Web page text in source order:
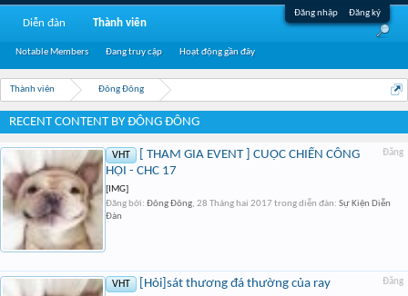
Đăng nhập Đăng ký
Thành viên Đông Đông
RECENT CONTENT BY ĐÔNG ĐÔNG
Đăng
VHT
[ THAM GIA EVENT ] CUỘC CHIẾN CÔNG
HỘI - CHC 17
[IMG]
Đăng bởi: Đông Đông, 28 Tháng hai 2017 trong diễn đàn: Sự Kiện Diễn
Đàn
Đăng
VHT [Hỏi]sát thương đá thường của ray
Diễn đàn Thành viên
Notable Members Đang truy cập Hoạt động gần đây